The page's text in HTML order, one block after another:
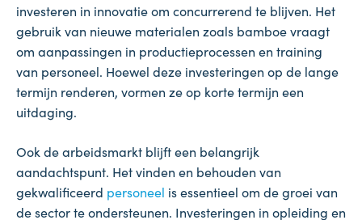
investeren in innovatie om concurrerend te blijven. Het
gebruik van nieuwe materialen zoals bamboe vraagt
om aanpassingen in productieprocessen en training
van personeel. Hoewel deze investeringen op de lange
termijn renderen, vormen ze op korte termijn een
uitdaging.
Ook de arbeidsmarkt blijft een belangrijk
aandachtspunt. Het vinden en behouden van
gekwalificeerd personeel is essentieel om de groei van
de sector te ondersteunen. Investeringen in opleiding en